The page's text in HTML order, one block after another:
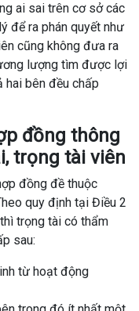
ai sai trên cơ sở các
để ra phán quyết như
cũng không đưa ra
lượng tìm được lợi
hai bên đều chấp
đồng thông
trọng tài viên
đồng đề thuộc
quy định tại Điều 2
trọng tài có thẩm
sau:
từ hoạt động